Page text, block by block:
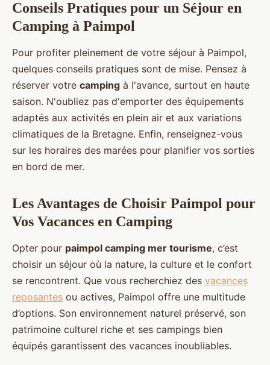
Conseils Pratiques pour un Séjour en
Camping à Paimpol
Pour profiter pleinement de votre séjour à Paimpol,
quelques conseils pratiques sont de mise. Pensez à
réserver votre camping à l'avance, surtout en haute
saison. N'oubliez pas d'emporter des équipements
adaptés aux activités en plein air et aux variations
climatiques de la Bretagne. Enfin, renseignez-vous
sur les horaires des marées pour planifier vos sorties
en bord de mer.
Les Avantages de Choisir Paimpol pour
Vos Vacances en Camping
Opter pour paimpol camping mer tourisme, c’est
choisir un séjour où la nature, la culture et le confort
se rencontrent. Que vous recherchiez des vacances
reposantes ou actives, Paimpol offre une multitude
d’options. Son environnement naturel préservé, son
patrimoine culturel riche et ses campings bien
équipés garantissent des vacances inoubliables.